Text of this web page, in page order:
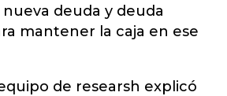
deuda y deuda
mantener la caja en ese
de researsh explicó